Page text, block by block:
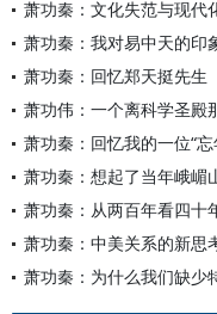
萧功秦：文化失范与现代
萧功秦：我对易中天的印
萧功秦：回忆郑天挺先生
萧功伟：一个离科学圣殿
萧功秦：回忆我的一位“
萧功秦：想起了当年峨嵋
萧功秦：从两百年看四十
萧功秦：中美关系的新思
萧功秦：为什么我们缺少